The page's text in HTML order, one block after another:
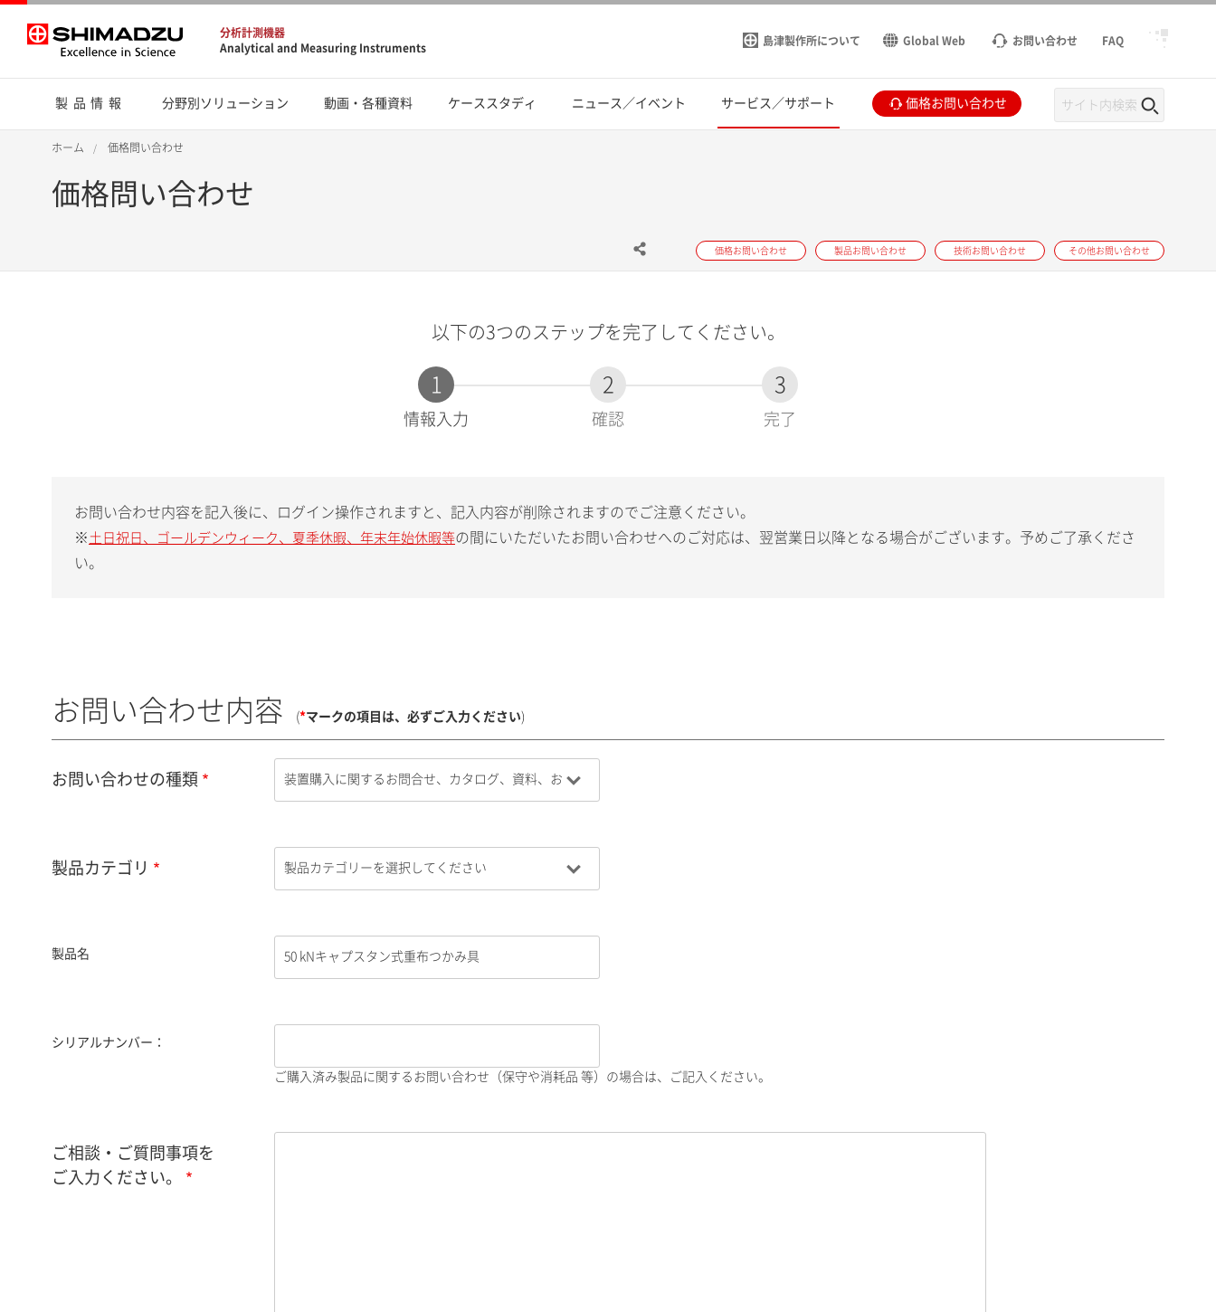
分析計測機器
Analytical and Measuring Instruments
島津製作所について Global Web お問い合わせ FAQ
製品情報 分野別ソリューション 動画・各種資料 ケーススタディ ニュース／イベント サービス／サポート 価格お問い合わせ
ホーム 価格問い合わせ
価格問い合わせ
価格お問い合わせ 製品お問い合わせ 技術お問い合わせ その他お問い合わせ
以下の3つのステップを完了してください。
1
現
情報入力
2
確認
3
完了
お問い合わせ内容を記入後に、ログイン操作されますと、記入内容が削除されますのでご注意ください。
※ 土日祝日、ゴールデンウィーク、夏季休暇、年末年始休暇等の間にいただいたお問い合わせへのご対応は、翌営業日以降となる場合がございます。予めご了承くださ
い。
お問い合わせ内容 (*マークの項目は、必ずご入力ください)
お問い合わせの種類
製品カテゴリ
製品名
シリアルナンバー：
ご購入済み製品に関するお問い合わせ（保守や消耗品 等）の場合は、ご記入ください。
ご相談・ご質問事項を
ご入力ください。